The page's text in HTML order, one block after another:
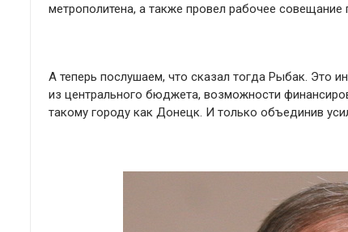
метрополитена, а также провел рабочее совещание
А теперь послушаем, что сказал тогда Рыбак. Это
из центрального бюджета, возможности
такому городу как Донецк. И только объединив